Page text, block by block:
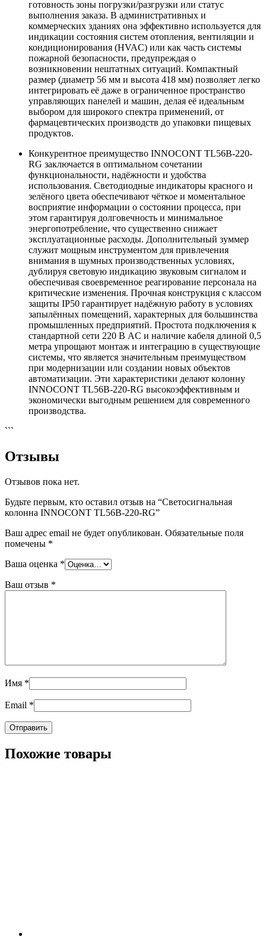
готовность зоны погрузки/разгрузки или статус
выполнения заказа. В административных и
коммерческих зданиях она эффективно используется для
индикации состояния систем отопления, вентиляции и
кондиционирования (HVAC) или как часть системы
пожарной безопасности, предупреждая о
возникновении нештатных ситуаций. Компактный
размер (диаметр 56 мм и высота 418 мм) позволяет легко
интегрировать её даже в ограниченное пространство
управляющих панелей и машин, делая её идеальным
выбором для широкого спектра применений, от
фармацевтических производств до упаковки пищевых
продуктов.
Конкурентное преимущество INNOCONT TL56B-220-
RG заключается в оптимальном сочетании
функциональности, надёжности и удобства
использования. Светодиодные индикаторы красного и
зелёного цвета обеспечивают чёткое и моментальное
восприятие информации о состоянии процесса, при
этом гарантируя долговечность и минимальное
энергопотребление, что существенно снижает
эксплуатационные расходы. Дополнительный зуммер
служит мощным инструментом для привлечения
внимания в шумных производственных условиях,
дублируя световую индикацию звуковым сигналом и
обеспечивая своевременное реагирование персонала на
критические изменения. Прочная конструкция с классом
защиты IP50 гарантирует надёжную работу в условиях
запылённых помещений, характерных для большинства
промышленных предприятий. Простота подключения к
стандартной сети 220 В AC и наличие кабеля длиной 0,5
метра упрощают монтаж и интеграцию в существующие
системы, что является значительным преимуществом
при модернизации или создании новых объектов
автоматизации. Эти характеристики делают колонну
INNOCONT TL56B-220-RG высокоэффективным и
экономически выгодным решением для современного
производства.
```
Отзывы
Отзывов пока нет.
Будьте первым, кто оставил отзыв на “Светосигнальная
колонна INNOCONT TL56B-220-RG”
Ваш адрес email не будет опубликован. Обязательные поля
помечены *
Ваша оценка *
Ваш отзыв *
Имя *
Email *
Похожие товары